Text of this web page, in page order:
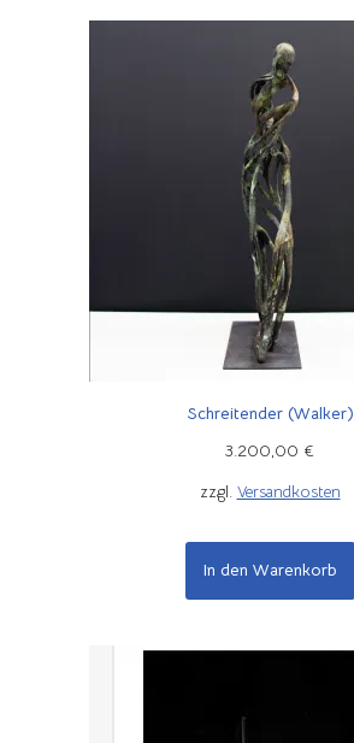
Schreitender (Walker)
3.200,00 €
zzgl. Versandkosten
In den Warenkorb